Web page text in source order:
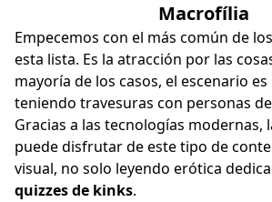
Macrofília
Empecemos con el más común de
esta lista. Es la atracción por las
mayoría de los casos, el escenario
teniendo travesuras con personas
Gracias a las tecnologías modernas,
puede disfrutar de este tipo de
visual, no solo leyendo erótica
quizzes de kinks.